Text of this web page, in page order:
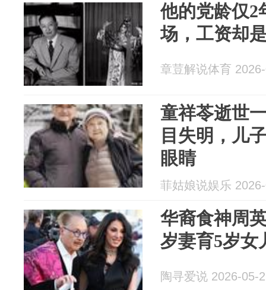
他的党龄仅2
场，工资却
章荳解说体育
童祥苓逝世
目失明，儿
眼睛
菲姑娘说娱乐
华裔食神周
岁妻育5岁女
陶寻爱说 2026-05-